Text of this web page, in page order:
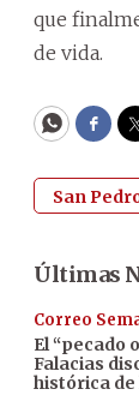
que
de vida.
San
Últimas
Correo
El “pecado
Falacias
histórica